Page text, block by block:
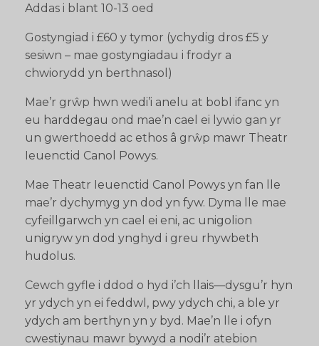
Addas i blant 10-13 oed
Gostyngiad i £60 y tymor (ychydig dros £5 y
sesiwn – mae gostyngiadau i frodyr a
chwiorydd yn berthnasol)
Mae’r grŵp hwn wedi’i anelu at bobl ifanc yn
eu harddegau ond mae’n cael ei lywio gan yr
un gwerthoedd ac ethos â grŵp mawr Theatr
Ieuenctid Canol Powys.
Mae Theatr Ieuenctid Canol Powys yn fan lle
mae’r dychymyg yn dod yn fyw. Dyma lle mae
cyfeillgarwch yn cael ei eni, ac unigolion
unigryw yn dod ynghyd i greu rhywbeth
hudolus.
Cewch gyfle i ddod o hyd i’ch llais—dysgu’r hyn
yr ydych yn ei feddwl, pwy ydych chi, a ble yr
ydych am berthyn yn y byd. Mae’n lle i ofyn
cwestiynau mawr bywyd a nodi’r atebion